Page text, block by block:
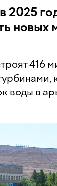
2025
новых
416
воды в